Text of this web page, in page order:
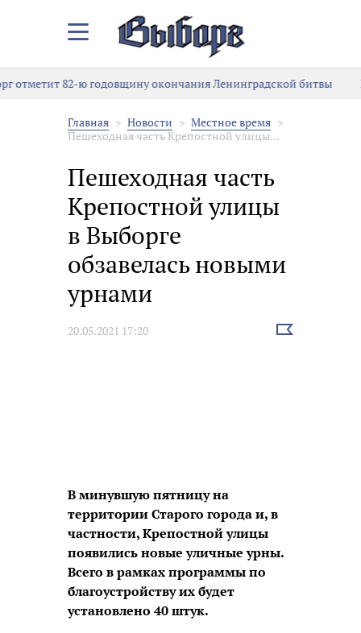
Закрыть/
меню
82-ю годовщину окончания Ленинградской битвы
Главная Новости
Местное время
Пешеходная часть Крепостной улицы...
Пешеходная часть
Крепостной улицы
в Выборге
обзавелась новыми
урнами
20.05.2021 17:20
Выбрать
В минувшую пятницу на
территории Старого города и, в
частности, Крепостной улицы
появились новые уличные урны.
Всего в рамках программы по
благоустройству их будет
установлено 40 штук.